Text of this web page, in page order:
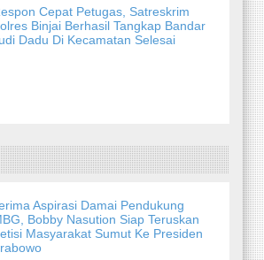
Cepat Petugas, Satreskrim
Binjai Berhasil Tangkap Bandar
Dadu Di Kecamatan Selesai
Aspirasi Damai Pendukung
Bobby Nasution Siap Teruskan
Masyarakat Sumut Ke Presiden